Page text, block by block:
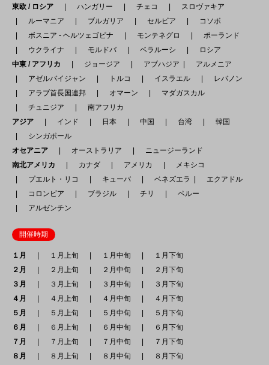
東欧 / ロシア
ハンガリー チェコ
スロヴァキア
ルーマニア
ブルガリア セルビア
コソボ
ボスニア - ヘルツェゴビナ
モンテネグロ
ポーランド
ウクライナ
モルドバ ベラルーシ
ロシア
中東 / アフリカ
ジョージア アブハジア
アルメニア
アゼルバイジャン
トルコ イスラエル
レバノン
アラブ首長国連邦
オマーン
マダガスカル
チュニジア
南アフリカ
アジア
インド 日本 中国 台湾
韓国
シンガポール
オセアニア
オーストラリア
ニュージーランド
南北アメリカ
カナダ アメリカ
メキシコ
プエルト・リコ
キューバ ベネズエラ
エクアドル
コロンビア
ブラジル チリ
ペルー
アルゼンチン
開催時期
１月 １月上旬 １月中旬
１月下旬
２月
２月上旬 ２月中旬
２月下旬
３月
３月上旬 ３月中旬
３月下旬
４月
４月上旬 ４月中旬
４月下旬
５月
５月上旬 ５月中旬
５月下旬
６月
６月上旬 ６月中旬
６月下旬
７月
７月上旬 ７月中旬
７月下旬
８月
８月上旬 ８月中旬
８月下旬